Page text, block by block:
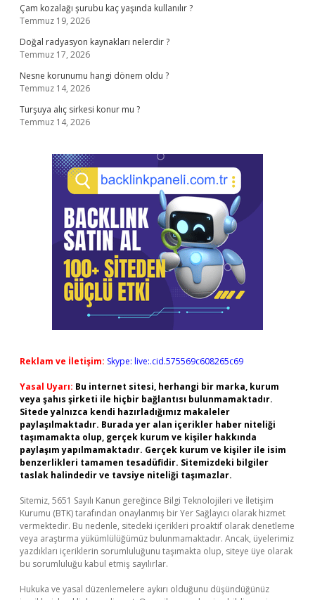
Çam kozalağı şurubu kaç yaşında kullanılır ?
Temmuz 19, 2026
Doğal radyasyon kaynakları nelerdir ?
Temmuz 17, 2026
Nesne korunumu hangi dönem oldu ?
Temmuz 14, 2026
Turşuya alıç sirkesi konur mu ?
Temmuz 14, 2026
Reklam ve İletişim: Skype: live:.cid.575569c608265c69
Yasal Uyarı: Bu internet sitesi, herhangi bir marka, kurum
veya şahıs şirketi ile hiçbir bağlantısı bulunmamaktadır.
Sitede yalnızca kendi hazırladığımız makaleler
paylaşılmaktadır. Burada yer alan içerikler haber niteliği
taşımamakta olup, gerçek kurum ve kişiler hakkında
paylaşım yapılmamaktadır. Gerçek kurum ve kişiler ile isim
benzerlikleri tamamen tesadüfidir. Sitemizdeki bilgiler
taslak halindedir ve tavsiye niteliği taşımazlar.
Sitemiz, 5651 Sayılı Kanun gereğince Bilgi Teknolojileri ve İletişim
Kurumu (BTK) tarafından onaylanmış bir Yer Sağlayıcı olarak hizmet
vermektedir. Bu nedenle, sitedeki içerikleri proaktif olarak denetleme
veya araştırma yükümlülüğümüz bulunmamaktadır. Ancak, üyelerimiz
yazdıkları içeriklerin sorumluluğunu taşımakta olup, siteye üye olarak
bu sorumluluğu kabul etmiş sayılırlar.
Hukuka ve yasal düzenlemelere aykırı olduğunu düşündüğünüz